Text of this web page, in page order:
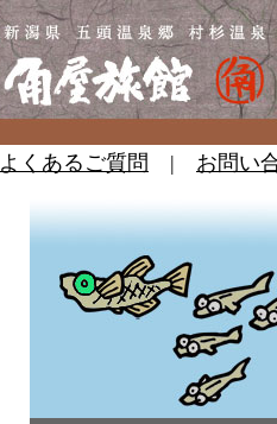
よくあるご質問 | お問い